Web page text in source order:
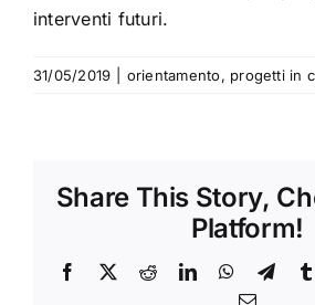
interventi futuri.
31/05/2019 orientamento, progetti in
Share This Story,
Platform!
Facebook
X RedditLinkedInWhatsApp
Email